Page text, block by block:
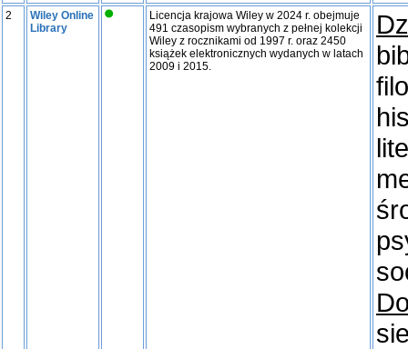
2
Wiley Online
Library
Licencja krajowa Wiley w 2024 r. obejmuje
491 czasopism wybranych z pełnej kolekcji
Wiley z rocznikami od 1997 r. oraz 2450
książek elektronicznych wydanych w latach
2009 i 2015.